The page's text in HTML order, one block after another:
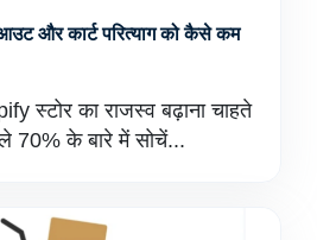
और कार्ट परित्याग को कैसे कम
स्टोर का राजस्व बढ़ाना चाहते
70% के बारे में सोचें...